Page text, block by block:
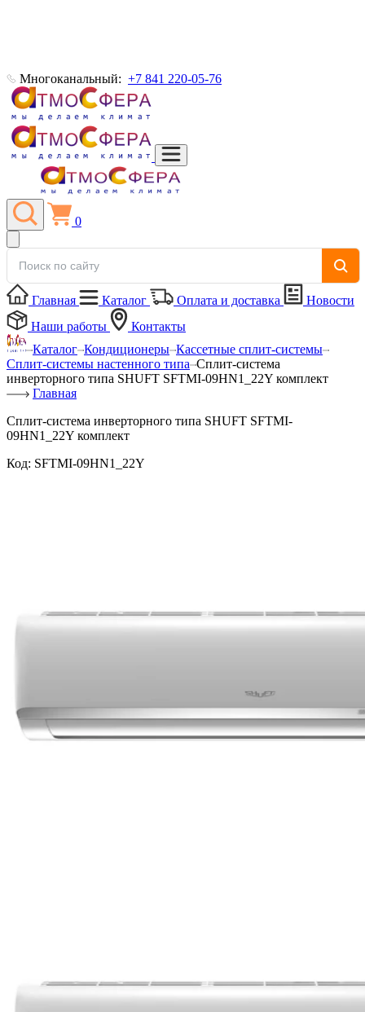
Многоканальный: +7 841 220-05-76
0
Главная Каталог Оплата и доставка
Новости
Наши работы
Контакты
Каталог Кондиционеры Кассетные сплит-системы
Сплит-системы настенного типа Сплит-система
инверторного типа SHUFT SFTMI-09HN1_22Y комплект
Главная
Сплит-система инверторного типа SHUFT SFTMI-
09HN1_22Y комплект
Код: SFTMI-09HN1_22Y